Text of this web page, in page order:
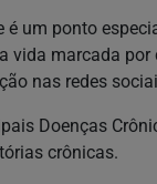
um ponto
vida marcada
nas redes
Doenças
crônicas.